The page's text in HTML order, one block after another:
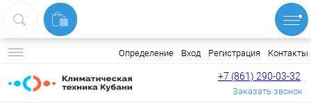
Определение Вход Регистрация Контакты
+7 (861) 290-03-32
Заказать звонок